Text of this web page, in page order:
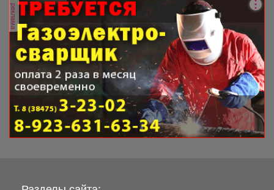
реклама